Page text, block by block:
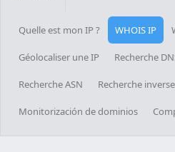
Quelle est mon IP ? WHOIS IP
Géolocaliser une IP Recherche
Recherche ASN Recherche inverse
Monitorización de dominios